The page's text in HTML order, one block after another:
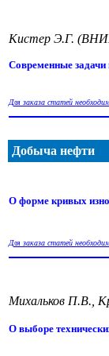
Кистер Э.Г.
Современные задачи
Для заказа статей
Добыча нефти
О форме кривых
Для заказа статей
Михальков П.В.,
О выборе